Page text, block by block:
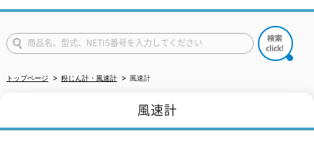
トップページ 粉じん計・風速計 風速計
風速計